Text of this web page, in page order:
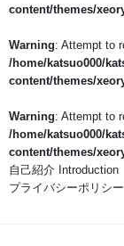
content/themes/
Warning: Attempt to
/home/katsuo000/
content/themes/
Warning: Attempt to
/home/katsuo000/
content/themes/
自己紹介 Introduction
プライバシーポリシ